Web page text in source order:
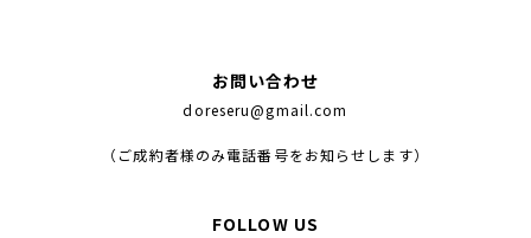
お問い合わせ
doreseru@gmail.com
（ご成約者様のみ電話番号をお知らせします）
FOLLOW US